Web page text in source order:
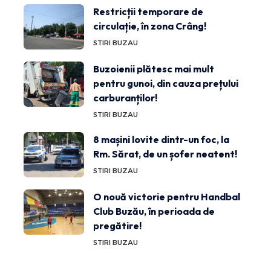
Restricții temporare de
circulație, în zona Crâng!
STIRI BUZAU
Buzoienii plătesc mai mult
pentru gunoi, din cauza prețului
carburanților!
STIRI BUZAU
8 mașini lovite dintr-un foc, la
Rm. Sărat, de un șofer neatent!
STIRI BUZAU
O nouă victorie pentru Handbal
Club Buzău, în perioada de
pregătire!
STIRI BUZAU